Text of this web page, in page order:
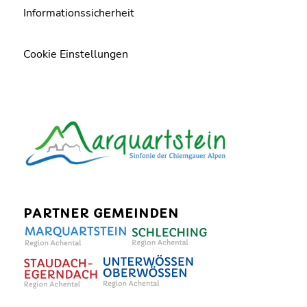
Informationssicherheit
Cookie Einstellungen
PARTNER GEMEINDEN